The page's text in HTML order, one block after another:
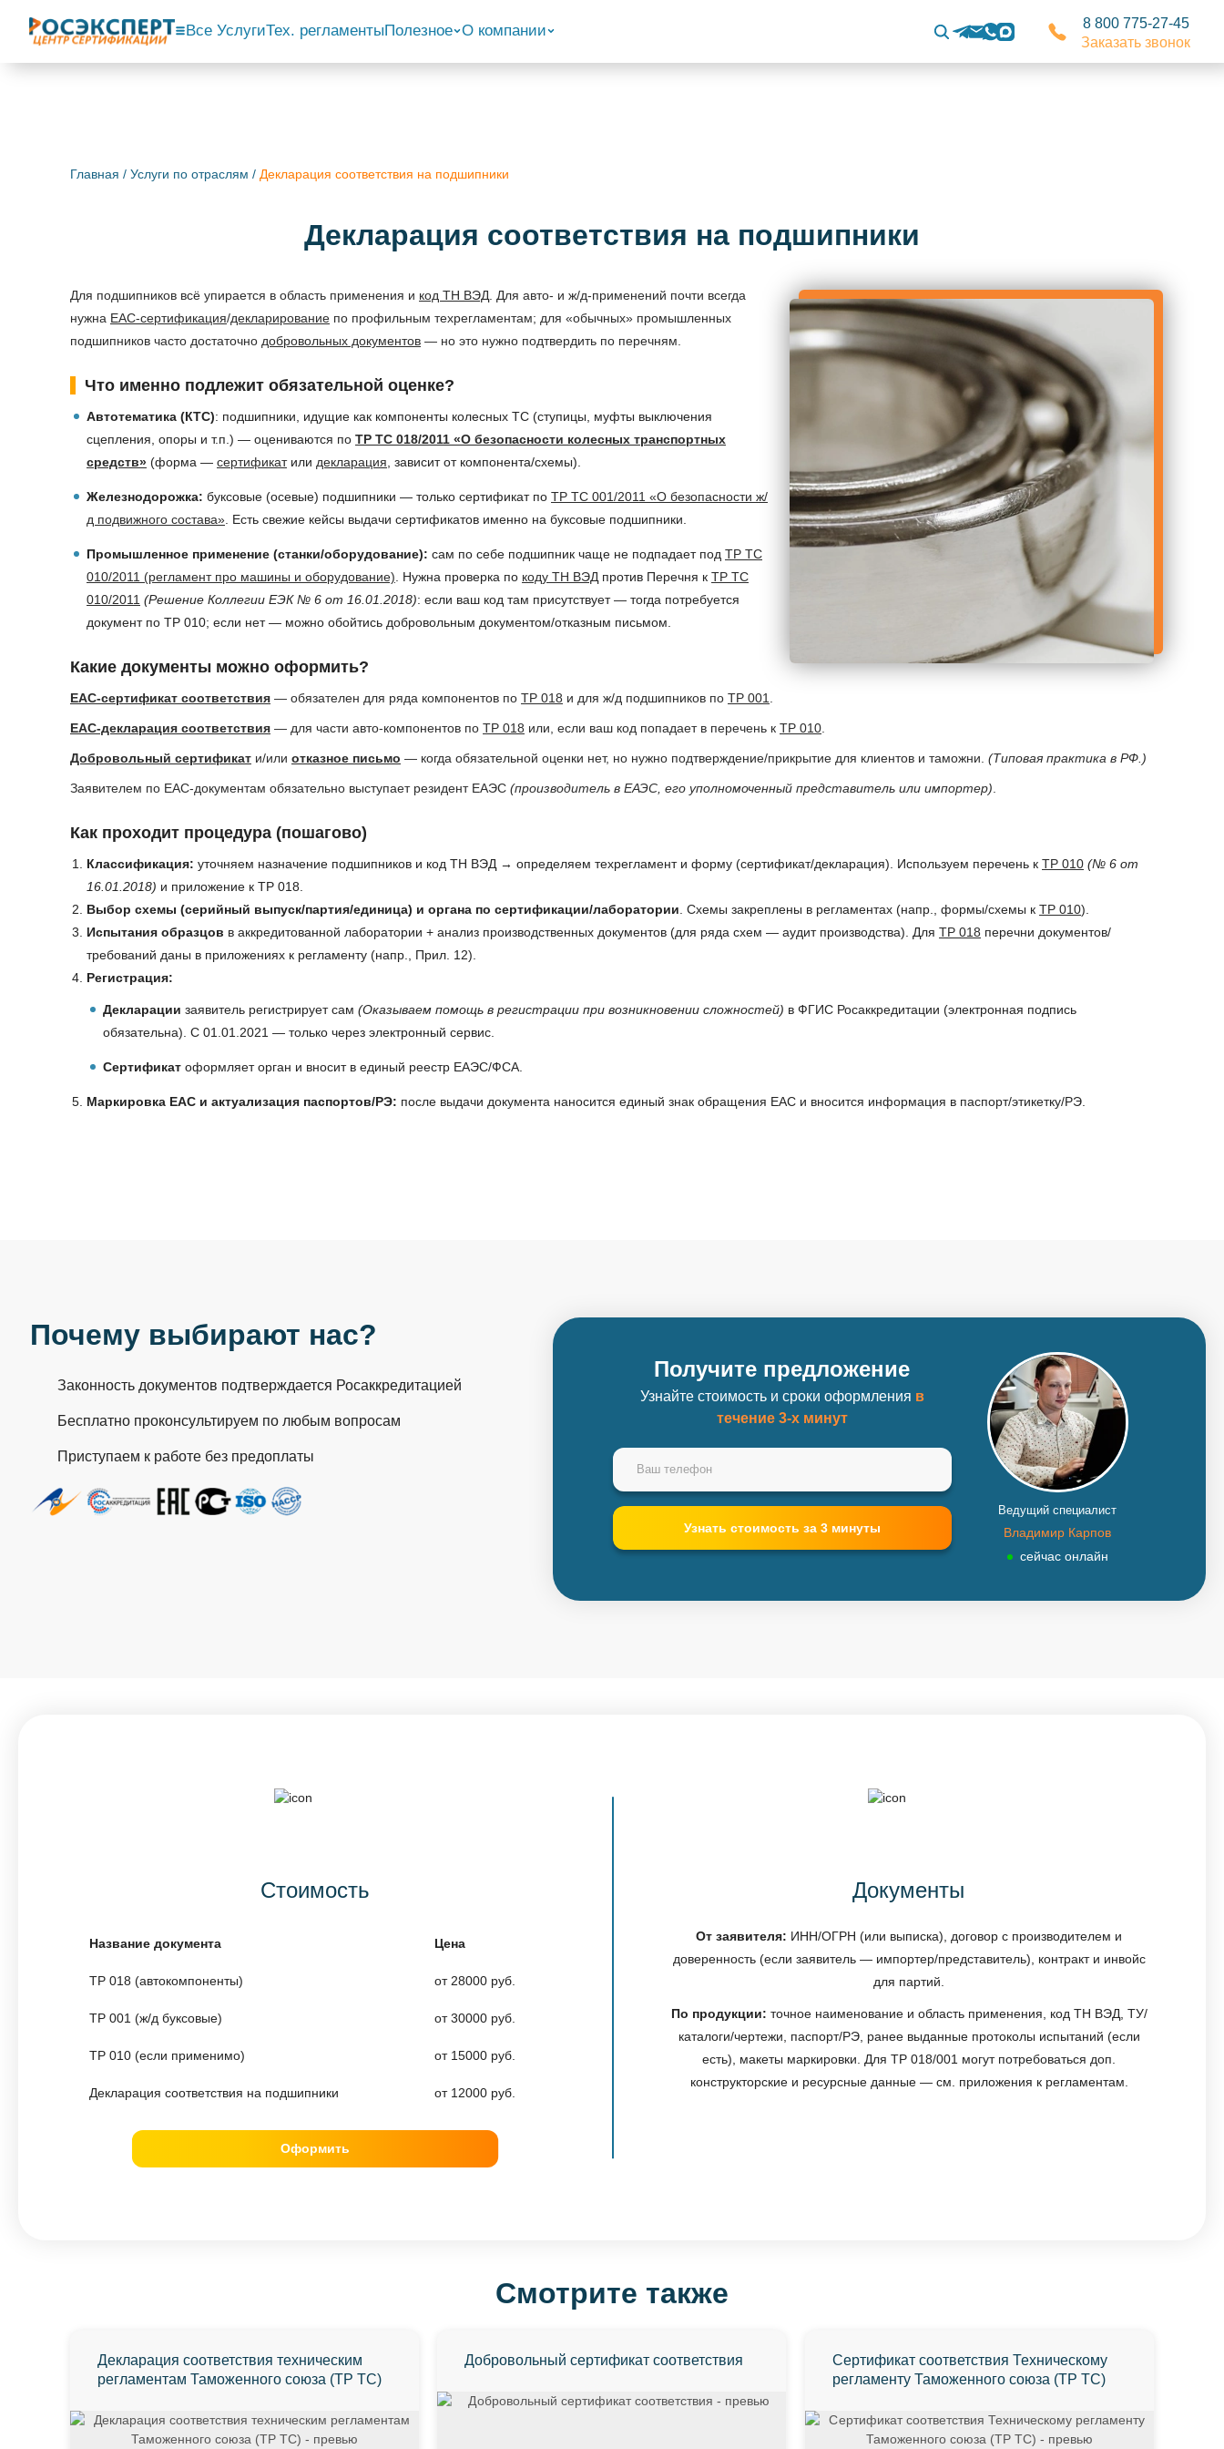
Все УслугиТех. регламенты Полезное О компании
8 800 775-27-45
Заказать звонок
Главная / Услуги по отраслям / Декларация соответствия на подшипники
Декларация соответствия на подшипники
Для подшипников всё упирается в область применения и код ТН ВЭД . Для авто- и ж/д-применений почти всегда
нужна ЕАС-сертификация/декларирование по профильным техрегламентам; для «обычных» промышленных
подшипников часто достаточно добровольных документов — но это нужно подтвердить по перечням.
Что именно подлежит обязательной оценке?
Автотематика (КТС): подшипники, идущие как компоненты колесных ТС (ступицы, муфты выключения
сцепления, опоры и т.п.) — оцениваются по ТР ТС 018/2011 «О безопасности колесных транспортных
средств» (форма — сертификатили декларация , зависит от компонента/схемы).
Железнодорожка: буксовые (осевые) подшипники — только сертификат по ТР ТС 001/2011 «О безопасности ж/
д подвижного состава» . Есть свежие кейсы выдачи сертификатов именно на буксовые подшипники.
Промышленное применение (станки/оборудование): сам по себе подшипник чаще не подпадает под ТР ТС
010/2011 (регламент про машины и оборудование) . Нужна проверка по коду ТН ВЭД против Перечня к ТР ТС
010/2011 (Решение Коллегии ЕЭК № 6 от 16.01.2018): если ваш код там присутствует — тогда потребуется
документ по ТР 010; если нет — можно обойтись добровольным документом/отказным письмом.
Какие документы можно оформить?
ЕАС-сертификат соответствия — обязателен для ряда компонентов по ТР 018 и для ж/д подшипников по ТР 001
ЕАС-декларация соответствия — для части авто-компонентов по ТР 018 или, если ваш код попадает в перечень к ТР 010
Добровольный сертификат и/или отказное письмо — когда обязательной оценки нет, но нужно подтверждение/прикрытие для клиентов и таможни. (Типовая практика в РФ.)
Заявителем по ЕАС-документам обязательно выступает резидент ЕАЭС (производитель в ЕАЭС, его уполномоченный представитель или импортер)
Как проходит процедура (пошагово)
Классификация: уточняем назначение подшипников и код ТН ВЭД → определяем техрегламент и форму (сертификат/декларация). Используем перечень к ТР 010 (№ 6 от
16.01.2018) и приложение к ТР 018.
Выбор схемы (серийный выпуск/партия/единица) и органа по сертификации/лаборатории . Схемы закреплены в регламентах (напр., формы/схемы к ТР 010).
Испытания образцов в аккредитованной лаборатории + анализ производственных документов (для ряда схем — аудит производства). Для ТР 018 перечни документов/
требований даны в приложениях к регламенту (напр., Прил. 12).
Регистрация:
Декларации заявитель регистрирует сам (Оказываем помощь в регистрации при возникновении сложностей) в ФГИС Росаккредитации (электронная подпись
обязательна). С 01.01.2021 — только через электронный сервис.
Сертификат оформляет орган и вносит в единый реестр ЕАЭС/ФСА.
Маркировка ЕАС и актуализация паспортов/РЭ: после выдачи документа наносится единый знак обращения ЕАС и вносится информация в паспорт/этикетку/РЭ.
Почему выбирают нас?
Законность документов подтверждается Росаккредитацией
Бесплатно проконсультируем по любым вопросам
Приступаем к работе без предоплаты
Получите предложение
Узнайте стоимость и сроки оформления в
течение 3-х минут
Ведущий специалист
Владимир Карпов
сейчас онлайн
Стоимость
Название документа Цена
ТР 018 (автокомпоненты) от 28000 руб.
ТР 001 (ж/д буксовые) от 30000 руб.
ТР 010 (если применимо) от 15000 руб.
Декларация соответствия на подшипники от 12000 руб.
Оформить
Документы
От заявителя: ИНН/ОГРН (или выписка), договор с производителем и
доверенность (если заявитель — импортер/представитель), контракт и инвойс
для партий.
По продукции: точное наименование и область применения, код ТН ВЭД, ТУ/
каталоги/чертежи, паспорт/РЭ, ранее выданные протоколы испытаний (если
есть), макеты маркировки. Для ТР 018/001 могут потребоваться доп.
конструкторские и ресурсные данные — см. приложения к регламентам.
Смотрите также
Декларация соответствия техническим
регламентам Таможенного союза (ТР ТС)
Добровольный сертификат соответствия
Сертификат соответствия Техническому
регламенту Таможенного союза (ТР ТС)